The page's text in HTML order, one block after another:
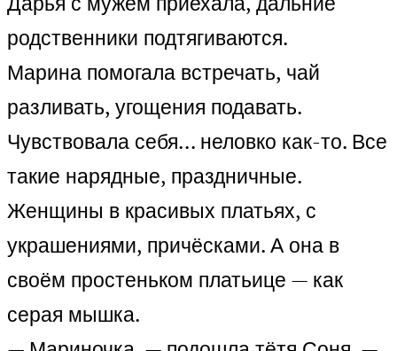
родственники подтягиваются.
Марина помогала встречать, чай
разливать, угощения подавать.
Чувствовала себя… неловко как-то. Все
такие нарядные, праздничные.
Женщины в красивых платьях, с
украшениями, причёсками. А она в
своём простеньком платьице — как
серая мышка.